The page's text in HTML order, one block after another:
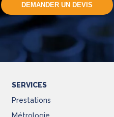
DEMANDER UN DEVIS
SERVICES
Prestations